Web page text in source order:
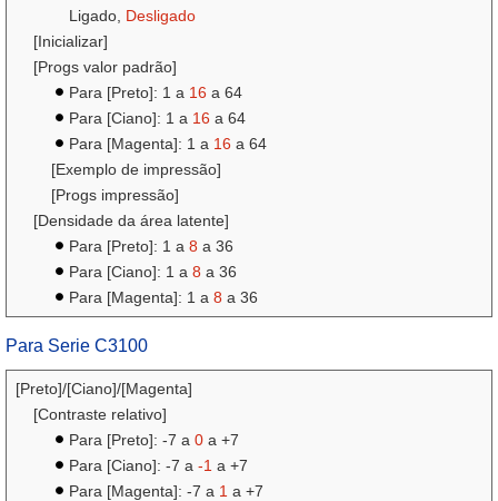
Ligado, Desligado
[Inicializar]
[Progs valor padrão]
Para [Preto]: 1 a 16 a 64
Para [Ciano]: 1 a 16 a 64
Para [Magenta]: 1 a 16 a 64
[Exemplo de impressão]
[Progs impressão]
[Densidade da área latente]
Para [Preto]: 1 a 8 a 36
Para [Ciano]: 1 a 8 a 36
Para [Magenta]: 1 a 8 a 36
Para Serie C3100
[Preto]/[Ciano]/[Magenta]
[Contraste relativo]
Para [Preto]: -7 a 0 a +7
Para [Ciano]: -7 a -1 a +7
Para [Magenta]: -7 a 1 a +7